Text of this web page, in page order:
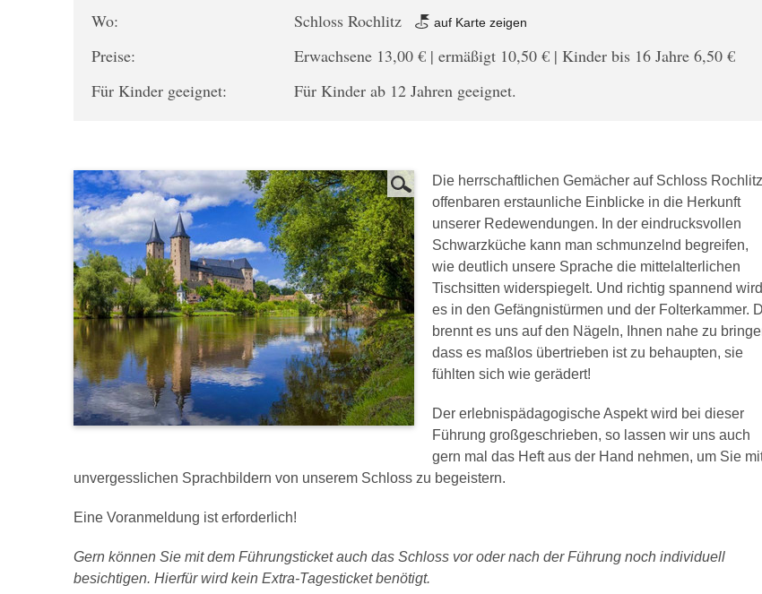
Wo:
Schloss Rochlitz auf Karte zeigen
Preise:
Erwachsene 13,00 € | ermäßigt 10,50 € | Kinder bis 16 Jahre 6,50 €
Für Kinder geeignet:
Für Kinder ab 12 Jahren geeignet.
Die herrschaftlichen Gemächer auf Schloss Rochlitz
offenbaren erstaunliche Einblicke in die Herkunft
unserer Redewendungen. In der eindrucksvollen
Schwarzküche kann man schmunzelnd begreifen,
wie deutlich unsere Sprache die mittelalterlichen
Tischsitten widerspiegelt. Und richtig spannend wird
es in den Gefängnistürmen und der Folterkammer.
brennt es uns auf den Nägeln, Ihnen nahe zu
dass es maßlos übertrieben ist zu behaupten, sie
fühlten sich wie gerädert!
Der erlebnispädagogische Aspekt wird bei dieser
Führung großgeschrieben, so lassen wir uns auch
gern mal das Heft aus der Hand nehmen, um Sie
unvergesslichen Sprachbildern von unserem Schloss zu begeistern.
Eine Voranmeldung ist erforderlich!
Gern können Sie mit dem Führungsticket auch das Schloss vor oder nach der Führung noch individuell
besichtigen. Hierfür wird kein Extra-Tagesticket benötigt.